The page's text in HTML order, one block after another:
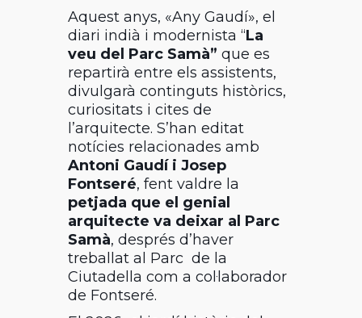
Aquest anys, «Any Gaudí», el
diari indià i modernista “La
veu del Parc Samà” que es
repartirà entre els assistents,
divulgarà continguts històrics,
curiositats i cites de
l’arquitecte. S’han editat
notícies relacionades amb
Antoni Gaudí i Josep
Fontseré, fent valdre la
petjada que el genial
arquitecte va deixar al Parc
Samà, després d’haver
treballat al Parc de la
Ciutadella com a col·laborador
de Fontseré.